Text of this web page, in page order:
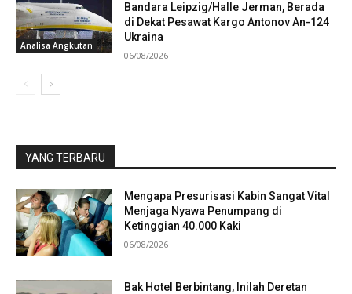
Analisa Angkutan
Bandara Leipzig/Halle Jerman, Berada
di Dekat Pesawat Kargo Antonov An-124
Ukraina
06/08/2026
YANG TERBARU
Mengapa Presurisasi Kabin Sangat Vital
Menjaga Nyawa Penumpang di
Ketinggian 40.000 Kaki
06/08/2026
Bak Hotel Berbintang, Inilah Deretan